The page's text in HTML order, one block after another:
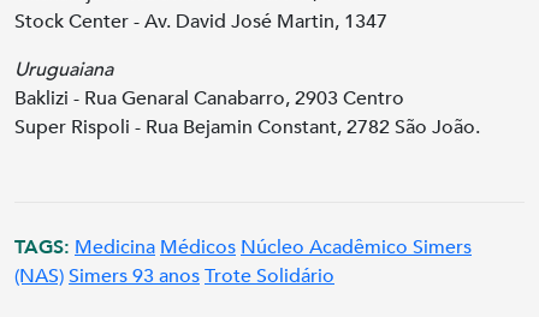
Stock Center - Av. David José Martin, 1347
Uruguaiana
Baklizi - Rua Genaral Canabarro, 2903 Centro
Super Rispoli - Rua Bejamin Constant, 2782 São João.
TAGS: Medicina Médicos Núcleo Acadêmico Simers
(NAS)Simers 93 anosTrote Solidário